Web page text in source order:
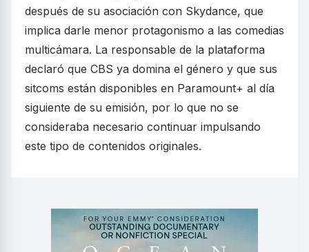
después de su asociación con Skydance, que
implica darle menor protagonismo a las comedias
multicámara. La responsable de la plataforma
declaró que CBS ya domina el género y que sus
sitcoms están disponibles en Paramount+ al día
siguiente de su emisión, por lo que no se
consideraba necesario continuar impulsando
este tipo de contenidos originales.